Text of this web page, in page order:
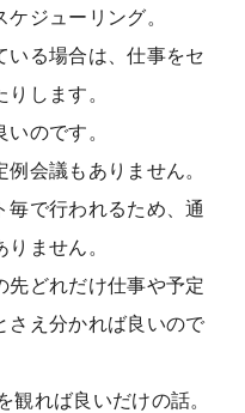
ジューリング。
いる場合は、仕事をセ
します。
のです。
会議もありません。
毎で行われるため、通
ません。
先どれだけ仕事や予定
さえ分かれば良いので
観れば良いだけの話。